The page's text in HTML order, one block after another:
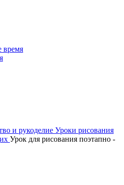
время
и рукоделие Уроки рисования
Урок для рисования поэтапно -